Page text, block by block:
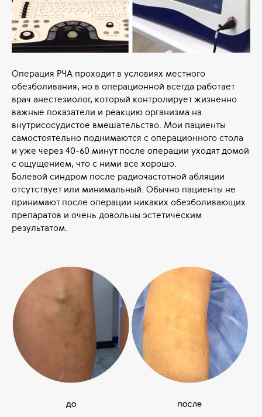
Операция РЧА проходит в условиях местного
обезболивания, но в операционной всегда работает
врач анестезиолог, который контролирует жизненно
важные показатели и реакцию организма на
внутрисосудистое вмешательство. Мои пациенты
самостоятельно поднимаются с операционного стола
и уже через 40-60 минут после операции уходят домой
с ощущением, что с ними все хорошо.
Болевой синдром после радиочастотной абляции
отсутствует или минимальный. Обычно пациенты не
принимают после операции никаких обезболивающих
препаратов и очень довольны эстетическим
результатом.